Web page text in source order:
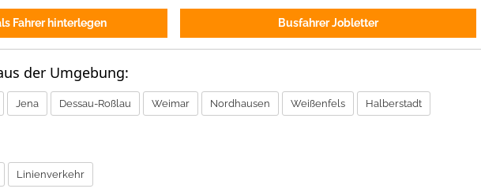
Fahrer hinterlegen Busfahrer Jobletter
der Umgebung:
Jena Dessau-Roßlau Weimar Nordhausen Weißenfels Halberstadt
Linienverkehr